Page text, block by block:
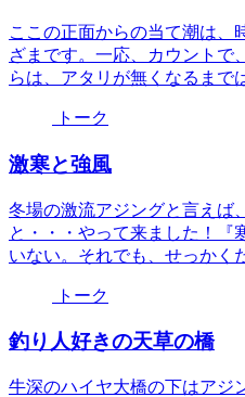
ここの正面からの当て潮は、
ざまです。一応、カウントで
らは、アタリが無くなるまで
トーク
激寒と強風
冬場の激流アジングと言えば
と・・・やって来ました！『
いない。それでも、せっかく
トーク
釣り人好きの天草の橋
牛深のハイヤ大橋の下はアジ